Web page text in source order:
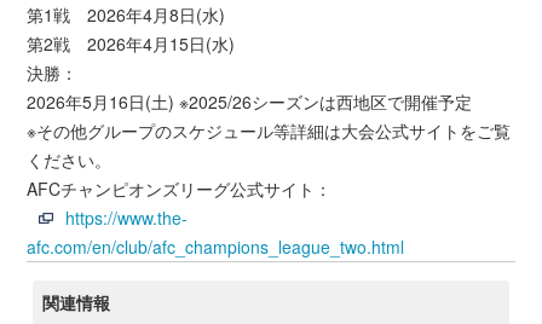
第1戦 2026年4月8日(水)
第2戦 2026年4月15日(水)
決勝：
2026年5月16日(土) ※2025/26シーズンは西地区で開催予定
※その他グループのスケジュール等詳細は大会公式サイトをご覧
ください。
AFCチャンピオンズリーグ公式サイト：
https://www.the-
afc.com/en/club/afc_champions_league_two.html
関連情報